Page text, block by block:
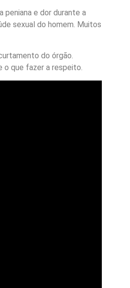
peniana e dor durante a
sexual do homem. Muitos
do órgão.
que fazer a respeito.